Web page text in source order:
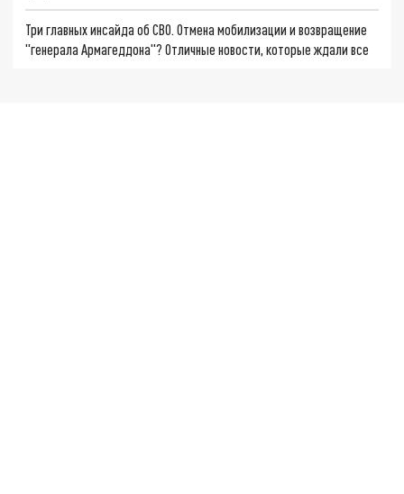
Три главных инсайда об СВО. Отмена мобилизации и возвращение
"генерала Армагеддона"? Отличные новости, которые ждали все